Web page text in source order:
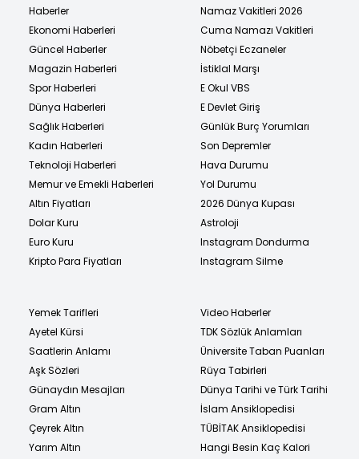
Haberler
Ekonomi Haberleri
Güncel Haberler
Magazin Haberleri
Spor Haberleri
Dünya Haberleri
Sağlık Haberleri
Kadın Haberleri
Teknoloji Haberleri
Memur ve Emekli Haberleri
Altın Fiyatları
Dolar Kuru
Euro Kuru
Kripto Para Fiyatları
Namaz Vakitleri 2026
Cuma Namazı Vakitleri
Nöbetçi Eczaneler
İstiklal Marşı
E Okul VBS
E Devlet Giriş
Günlük Burç Yorumları
Son Depremler
Hava Durumu
Yol Durumu
2026 Dünya Kupası
Astroloji
Instagram Dondurma
Instagram Silme
Yemek Tarifleri
Ayetel Kürsi
Saatlerin Anlamı
Aşk Sözleri
Günaydın Mesajları
Gram Altın
Çeyrek Altın
Yarım Altın
Video Haberler
TDK Sözlük Anlamları
Üniversite Taban Puanları
Rüya Tabirleri
Dünya Tarihi ve Türk Tarihi
İslam Ansiklopedisi
TÜBİTAK Ansiklopedisi
Hangi Besin Kaç Kalori